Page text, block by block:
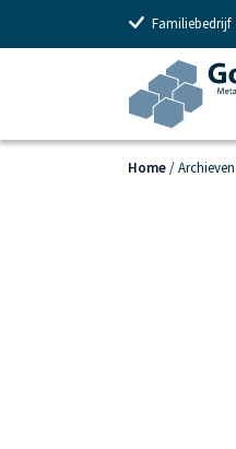
Familiebedrijf
Home/